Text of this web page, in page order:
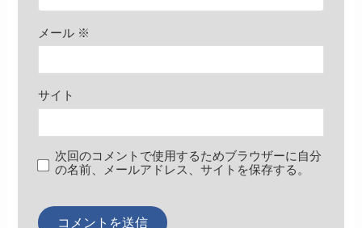
メール ※
サイト
次回のコメントで使用するためブラウザーに自分
の名前、メールアドレス、サイトを保存する。